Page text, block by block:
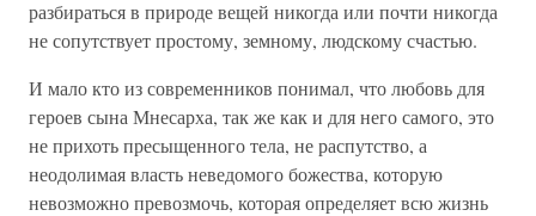
разбираться в природе вещей никогда или почти никогда
не сопутствует простому, земному, людскому счастью.
И мало кто из современников понимал, что любовь для
героев сына Мнесарха, так же как и для него самого, это
не прихоть пресыщенного тела, не распутство, а
неодолимая власть неведомого божества, которую
невозможно превозмочь, которая определяет всю жизнь